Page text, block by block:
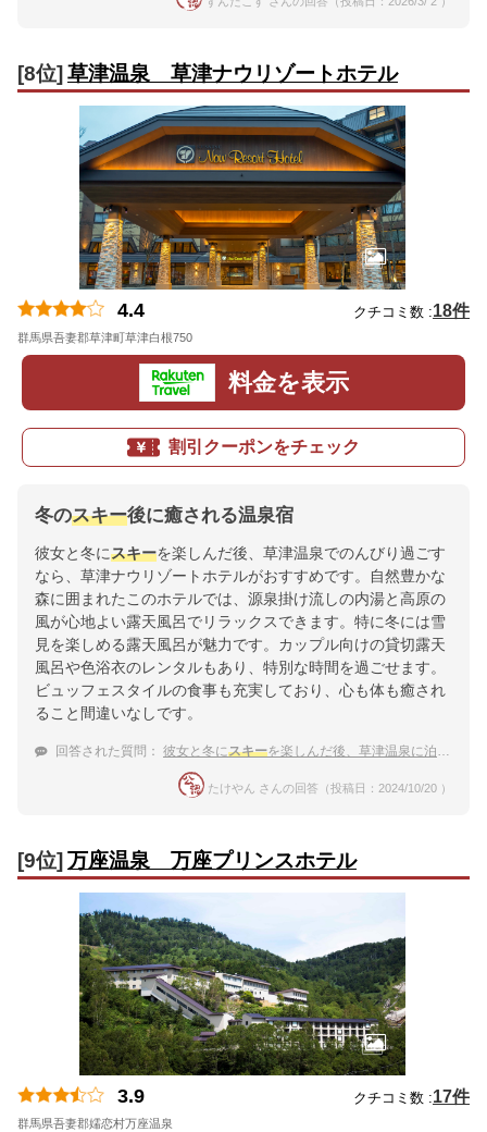
[8位]草津温泉 草津ナウリゾートホテル
4.4 クチコミ数 :18件
群馬県吾妻郡草津町草津白根750
料金を表示
割引クーポンをチェック
冬のスキー後に癒される温泉宿
彼女と冬にスキーを楽しんだ後、草津温泉でのんびり過ごす
なら、草津ナウリゾートホテルがおすすめです。自然豊かな
森に囲まれたこのホテルでは、源泉掛け流しの内湯と高原の
風が心地よい露天風呂でリラックスできます。特に冬には雪
見を楽しめる露天風呂が魅力です。カップル向けの貸切露天
風呂や色浴衣のレンタルもあり、特別な時間を過ごせます。
ビュッフェスタイルの食事も充実しており、心も体も癒され
ること間違いなしです。
回答された質問： 彼女と冬にスキーを楽しんだ後、草津温泉に泊まろうと思っています。景色がおすすめの温泉宿は？
たけやん さんの回答（投稿日：2024/10/20 ）
[9位]万座温泉 万座プリンスホテル
3.9 クチコミ数 :17件
群馬県吾妻郡嬬恋村万座温泉